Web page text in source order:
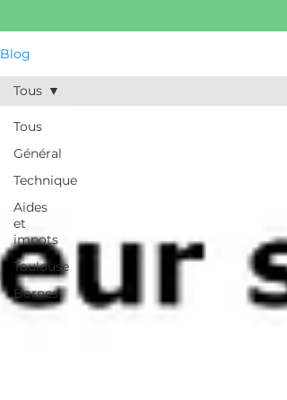
Blog
Tous
Général
Technique
Aides
et
impots
Toulouse
Bornes
Tous